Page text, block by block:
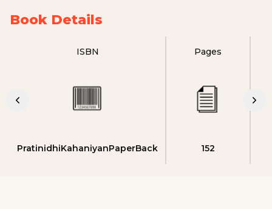
Book Details
ISBN
PratinidhiKahaniyanPaperBack
Pages
152